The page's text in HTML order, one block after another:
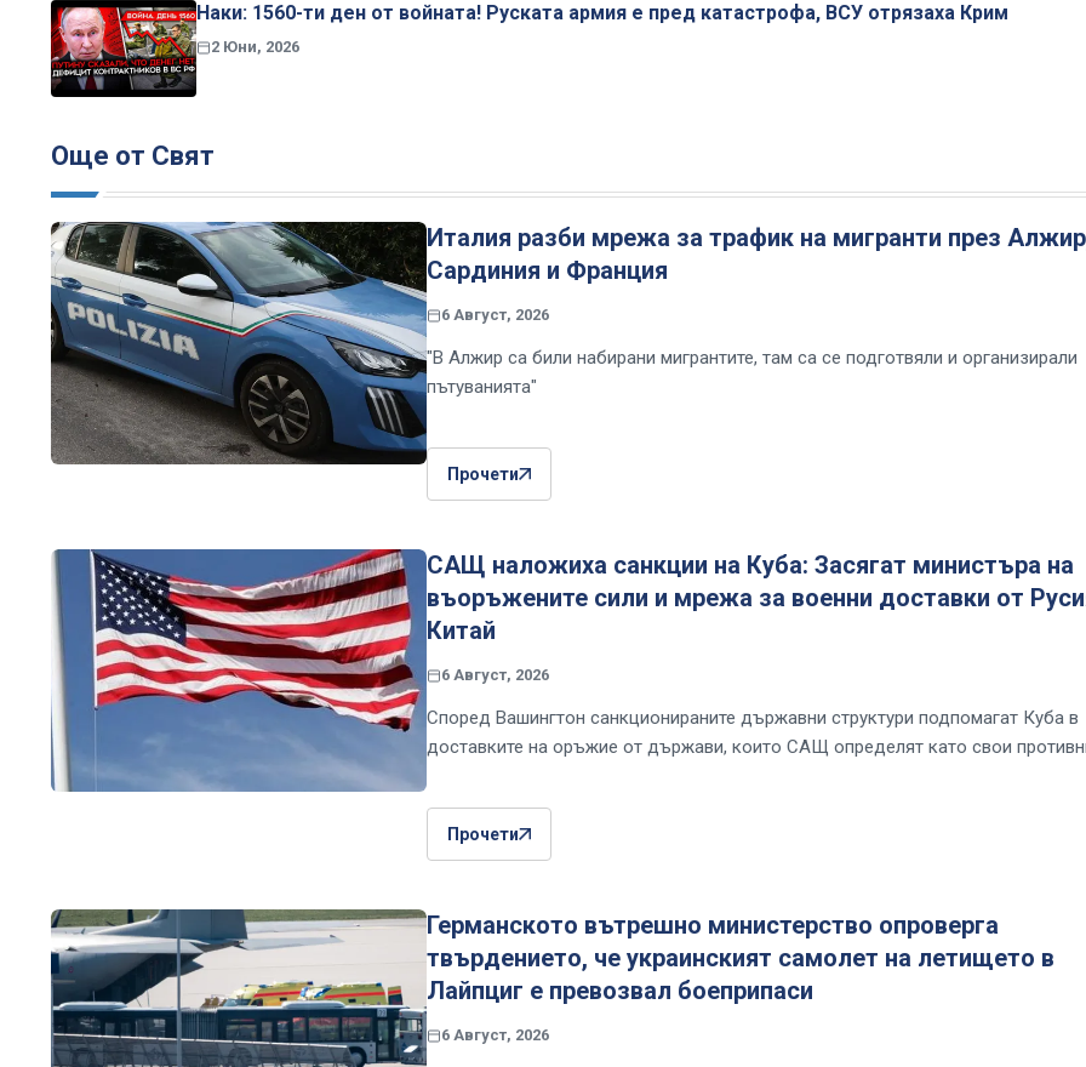
Наки: 1560-ти ден от войната! Руската армия е пред катастрофа, ВСУ отрязаха Крим
2 Юни, 2026
Още от Свят
Италия разби мрежа за трафик на мигранти през
Сардиния и Франция
6 Август, 2026
"В Алжир са били набирани мигрантите, там са се подготвяли и организирали
пътуванията"
Прочети
САЩ наложиха санкции на Куба: Засягат министъра на
въоръжените сили и мрежа за военни доставки от
Китай
6 Август, 2026
Според Вашингтон санкционираните държавни структури подпомагат Куба в
доставките на оръжие от държави, които САЩ определят като свои
Прочети
Германското вътрешно министерство опроверга
твърдението, че украинският самолет на летището в
Лайпциг е превозвал боеприпаси
6 Август, 2026